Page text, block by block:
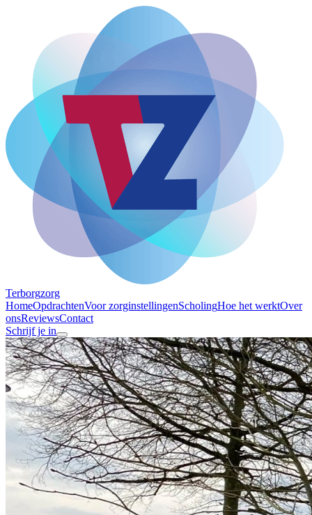
Terborgzorg
HomeOpdrachtenVoor zorginstellingenScholingHoe het werktOver
onsReviewsContact
Schrijf je in